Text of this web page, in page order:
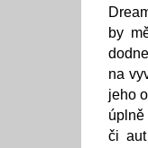
by
na
jeho
či